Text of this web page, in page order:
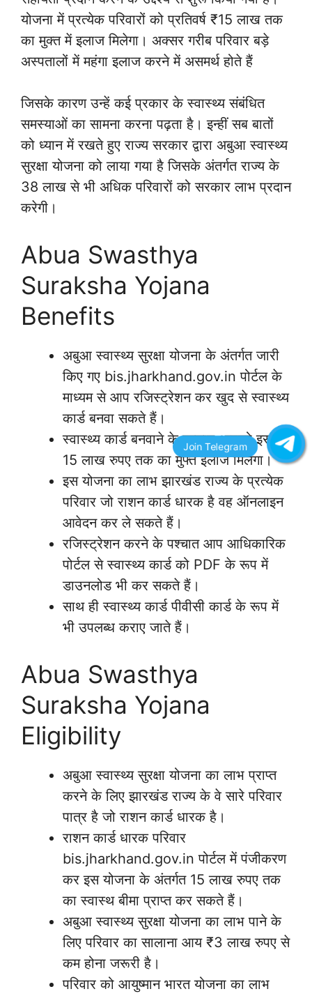
योजना में प्रत्येक परिवारों को प्रतिवर्ष ₹15 लाख तक
का मुक्त में इलाज मिलेगा। अक्सर गरीब परिवार बड़े
अस्पतालों में महंगा इलाज करने में असमर्थ होते हैं
जिसके कारण उन्हें कई प्रकार के स्वास्थ्य संबंधित
समस्याओं का सामना करना पढ़ता है। इन्हीं सब बातों
को ध्यान में रखते हुए राज्य सरकार द्वारा अबुआ स्वास्थ्य
सुरक्षा योजना को लाया गया है जिसके अंतर्गत राज्य के
38 लाख से भी अधिक परिवारों को सरकार लाभ प्रदान
करेगी।
Abua Swasthya
Suraksha Yojana
Benefits
अबुआ स्वास्थ्य सुरक्षा योजना के अंतर्गत जारी
किए गए bis.jharkhand.gov.in पोर्टल के
माध्यम से आप रजिस्ट्रेशन कर खुद से स्वास्थ्य
कार्ड बनवा सकते हैं।
स्वास्थ्य कार्ड बनवाने के पश्चात आपको इससे
15 लाख रुपए तक का मुफ्त इलाज मिलेगा।
इस योजना का लाभ झारखंड राज्य के प्रत्येक
परिवार जो राशन कार्ड धारक है वह ऑनलाइन
आवेदन कर ले सकते हैं।
रजिस्ट्रेशन करने के पश्चात आप आधिकारिक
पोर्टल से स्वास्थ्य कार्ड को PDF के रूप में
डाउनलोड भी कर सकते हैं।
साथ ही स्वास्थ्य कार्ड पीवीसी कार्ड के रूप में
भी उपलब्ध कराए जाते हैं।
Abua Swasthya
Suraksha Yojana
Eligibility
अबुआ स्वास्थ्य सुरक्षा योजना का लाभ प्राप्त
करने के लिए झारखंड राज्य के वे सारे परिवार
पात्र है जो राशन कार्ड धारक है।
राशन कार्ड धारक परिवार
bis.jharkhand.gov.in पोर्टल में पंजीकरण
कर इस योजना के अंतर्गत 15 लाख रुपए तक
का स्वास्थ बीमा प्राप्त कर सकते हैं।
अबुआ स्वास्थ्य सुरक्षा योजना का लाभ पाने के
लिए परिवार का सालाना आय ₹3 लाख रुपए से
कम होना जरूरी है।
परिवार को आयुष्मान भारत योजना का लाभ